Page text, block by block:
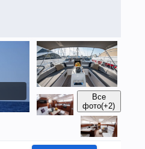
Все
фото(+2)